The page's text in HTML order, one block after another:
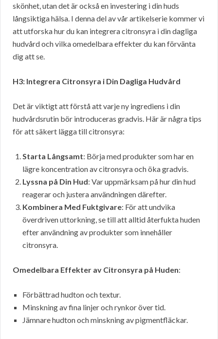
skönhet, utan det är också en investering i din huds
långsiktiga hälsa. I denna del av vår artikelserie kommer vi
att utforska hur du kan integrera citronsyra i din dagliga
hudvård och vilka omedelbara effekter du kan förvänta
dig att se.
H3: Integrera Citronsyra i Din Dagliga Hudvård
Det är viktigt att förstå att varje ny ingrediens i din
hudvårdsrutin bör introduceras gradvis. Här är några tips
för att säkert lägga till citronsyra:
Starta Långsamt: Börja med produkter som har en
lägre koncentration av citronsyra och öka gradvis.
Lyssna på Din Hud: Var uppmärksam på hur din hud
reagerar och justera användningen därefter.
Kombinera Med Fuktgivare: För att undvika
överdriven uttorkning, se till att alltid återfukta huden
efter användning av produkter som innehåller
citronsyra.
Omedelbara Effekter av Citronsyra på Huden:
Förbättrad hudton och textur.
Minskning av fina linjer och rynkor över tid.
Jämnare hudton och minskning av pigmentfläckar.